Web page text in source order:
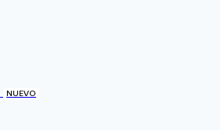
NUEVO